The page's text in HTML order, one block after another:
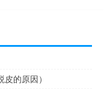
的原因）